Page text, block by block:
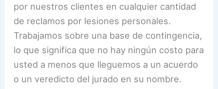
por nuestros clientes en cualquier cantidad
de reclamos por lesiones personales.
Trabajamos sobre una base de contingencia,
lo que significa que no hay ningún costo para
usted a menos que lleguemos a un acuerdo
o un veredicto del jurado en su nombre.